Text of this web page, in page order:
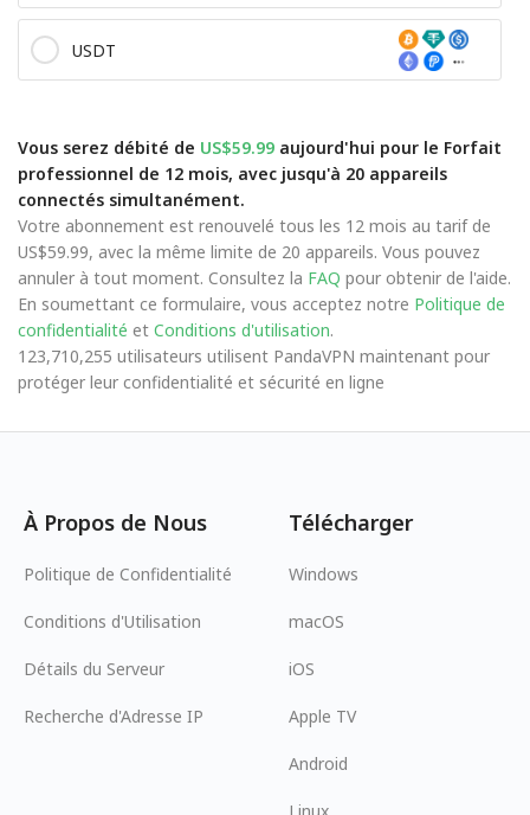
USDT
Vous serez débité de US$59.99 aujourd'hui pour le Forfait
professionnel de 12 mois, avec jusqu'à 20 appareils
connectés simultanément.
Votre abonnement est renouvelé tous les 12 mois au tarif de
US$59.99, avec la même limite de 20 appareils. Vous pouvez
annuler à tout moment. Consultez la FAQ pour obtenir de l'aide.
En soumettant ce formulaire, vous acceptez notre Politique de
confidentialité et Conditions d'utilisation.
123,710,255 utilisateurs utilisent PandaVPN maintenant pour
protéger leur confidentialité et sécurité en ligne
À Propos de Nous
Politique de Confidentialité
Conditions d'Utilisation
Détails du Serveur
Recherche d'Adresse IP
Télécharger
Windows
macOS
iOS
Apple TV
Android